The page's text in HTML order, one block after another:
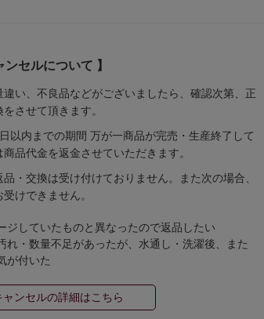
ンセルについて 】
違い、不良品などがございましたら、確認次第、正
させて頂きます。
以内までの期間 万が一商品が完売・生産終了して
品代金を返金させていただきます。
・交換は受け付けておりません。また次の場合、
けできません。
ジしていたものと異なったので返品したい
れ・数量不足があったが、水通し・洗濯後、また
が付いた
ンセルの詳細はこちら